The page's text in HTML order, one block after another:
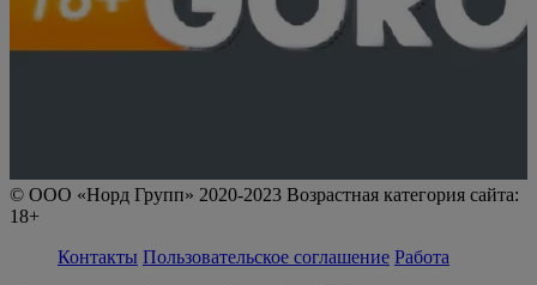
© ООО «Норд Групп» 2020-2023 Возрастная категория сайта:
18+
Контакты Пользовательское соглашение Работа